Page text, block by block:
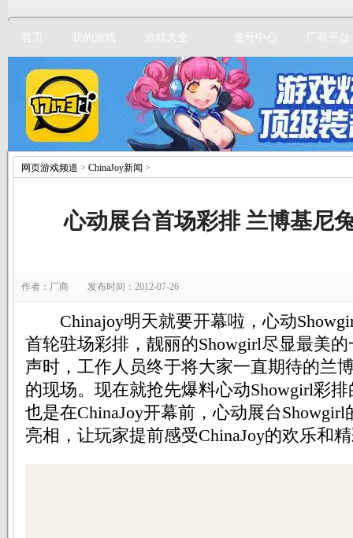
首页 我的游戏 游戏大全 发号中心 厂商平台
网页游戏频道 > ChinaJoy新闻 >
心动展台首场彩排 兰博基尼
作者：厂商 发布时间：2012-07-26
Chinajoy明天就要开幕啦，心动
首轮驻场彩排，靓丽的Showgirl尽显最美
声时，工作人员终于将大家一直期待的兰
的现场。现在就抢先爆料心动Showgirl彩
也是在ChinaJoy开幕前，心动展台
亮相，让玩家提前感受ChinaJoy的欢乐和
立即注册